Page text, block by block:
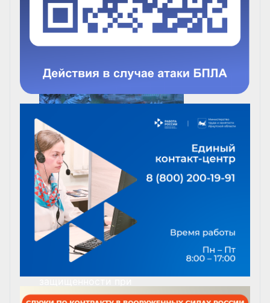
БАЗЕ ДК «МОЛОДЕЖНЫЙ»
ДЛЯ СОТРУДНИКОВ
АДМИНИСТРАЦИИ
гражданской обороны!
04 апреля 2025 года
преподаватели УМЦ провели
занятие по
антитеррористической
биологическом и